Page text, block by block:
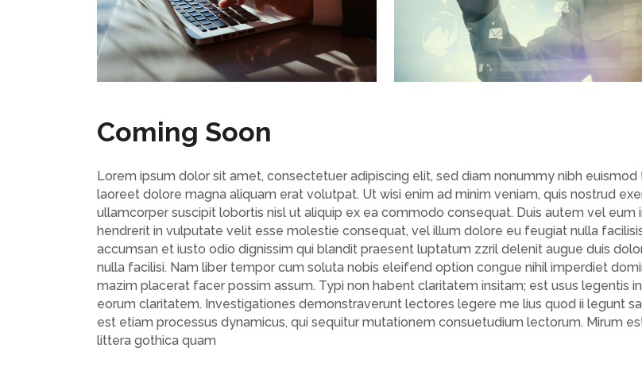
Coming Soon
Lorem ipsum dolor sit amet, consectetuer adipiscing elit, sed diam nonummy nibh euismod
laoreet dolore magna aliquam erat volutpat. Ut wisi enim ad minim veniam, quis nostrud
ullamcorper suscipit lobortis nisl ut aliquip ex ea commodo consequat. Duis autem vel eum
hendrerit in vulputate velit esse molestie consequat, vel illum dolore eu feugiat nulla
accumsan et iusto odio dignissim qui blandit praesent luptatum zzril delenit augue duis
nulla facilisi. Nam liber tempor cum soluta nobis eleifend option congue nihil imperdiet
mazim placerat facer possim assum. Typi non habent claritatem insitam; est usus legentis
eorum claritatem. Investigationes demonstraverunt lectores legere me lius quod ii legunt
est etiam processus dynamicus, qui sequitur mutationem consuetudium lectorum. Mirum
littera gothica quam